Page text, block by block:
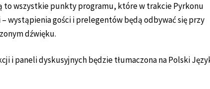
to wszystkie punkty programu, które w trakcie Pyrkonu
– wystąpienia gości i prelegentów będą odbywać się przy
dźwięku.
i paneli dyskusyjnych będzie tłumaczona na Polski